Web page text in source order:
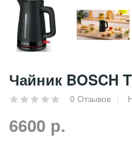
Чайник BOSCH
0 Отзывов
6600 р.